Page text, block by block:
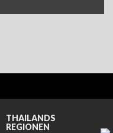
THAILANDS
REGIONEN